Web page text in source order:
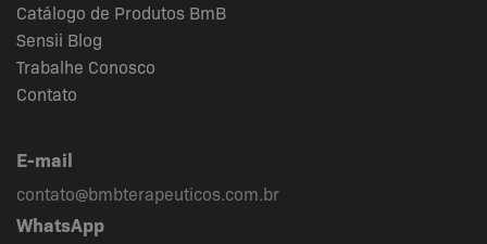
Catálogo de Produtos BmB
Sensii Blog
Trabalhe Conosco
Contato
E-mail
contato@bmbterapeuticos.com.br
WhatsApp